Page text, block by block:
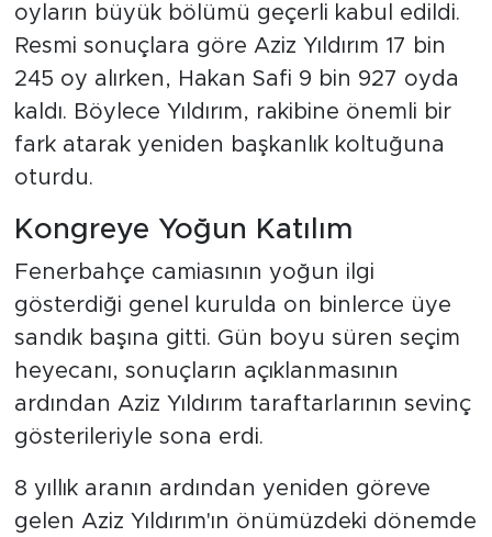
oyların büyük bölümü geçerli kabul edildi.
Resmi sonuçlara göre Aziz Yıldırım 17 bin
245 oy alırken, Hakan Safi 9 bin 927 oyda
kaldı. Böylece Yıldırım, rakibine önemli bir
fark atarak yeniden başkanlık koltuğuna
oturdu.
Kongreye Yoğun Katılım
Fenerbahçe camiasının yoğun ilgi
gösterdiği genel kurulda on binlerce üye
sandık başına gitti. Gün boyu süren seçim
heyecanı, sonuçların açıklanmasının
ardından Aziz Yıldırım taraftarlarının sevinç
gösterileriyle sona erdi.
8 yıllık aranın ardından yeniden göreve
gelen Aziz Yıldırım'ın önümüzdeki dönemde